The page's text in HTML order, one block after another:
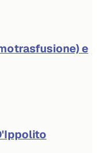
e